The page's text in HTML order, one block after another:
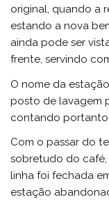
original, quando a
estando a nova
ainda pode ser
frente, servindo
O nome da
posto de lavagem
contando
Com o passar do
sobretudo do
linha foi fechada
estação